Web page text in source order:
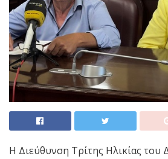
Η Διεύθυνση Τρίτης Ηλικίας του